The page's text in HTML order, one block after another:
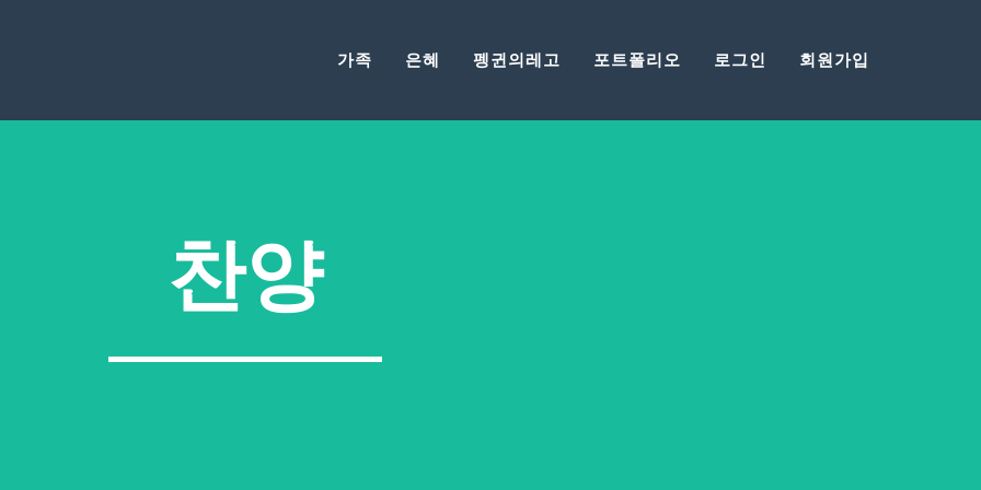
가족 은혜 펭귄의레고 포트폴리오 로그인 회원가입
찬양